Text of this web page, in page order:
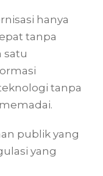
hanya
tanpa
satu
tanpa
publik yang
yang